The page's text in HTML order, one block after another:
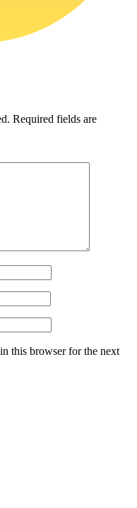
Required fields are
this browser for the next